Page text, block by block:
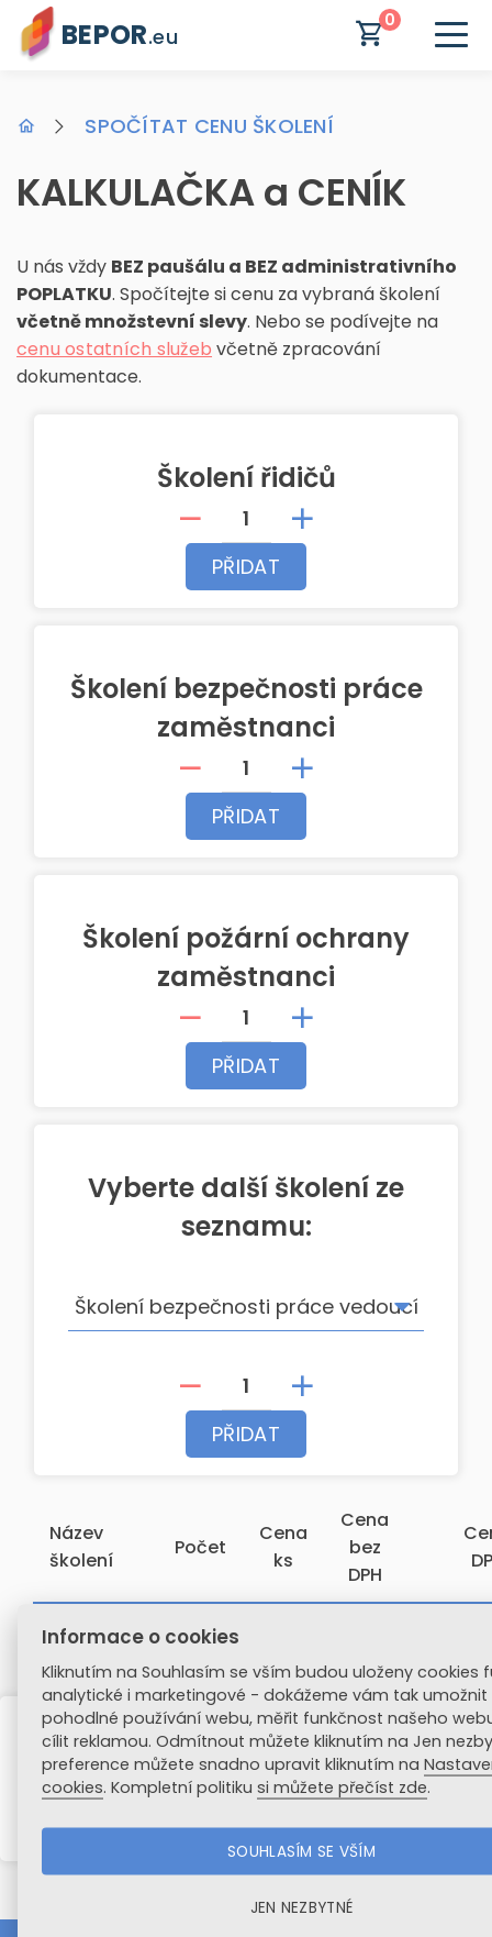
BEPOR.eu
0
SPOČÍTAT CENU ŠKOLENÍ
KALKULAČKA a CENÍK
U nás vždy BEZ paušálu a BEZ administrativního
POPLATKU. Spočítejte si cenu za vybraná školení
včetně množstevní slevy. Nebo se podívejte na
cenu ostatních služeb včetně zpracování
dokumentace.
Školení řidičů
PŘIDAT
Školení bezpečnosti práce
zaměstnanci
PŘIDAT
Školení požární ochrany
zaměstnanci
PŘIDAT
Vyberte další školení ze
seznamu:
PŘIDAT
Název
školení
Počet
Cena
ks
Cena
bez
DPH
Celková
cena
0
VLOŽIT DO KOŠÍKU
SMAZAT KALKULAČKU
Informace o cookies
Kliknutím na Souhlasím se vším budou uloženy cookies
analytické i marketingové - dokážeme vám tak umožnit
pohodlné používání webu, měřit funkčnost našeho
cílit reklamou. Odmítnout můžete kliknutím na Jen
preference můžete snadno upravit kliknutím na
cookies. Kompletní politikusi můžete přečíst zde.
SOUHLASÍM SE VŠÍM
JEN NEZBYTNÉ